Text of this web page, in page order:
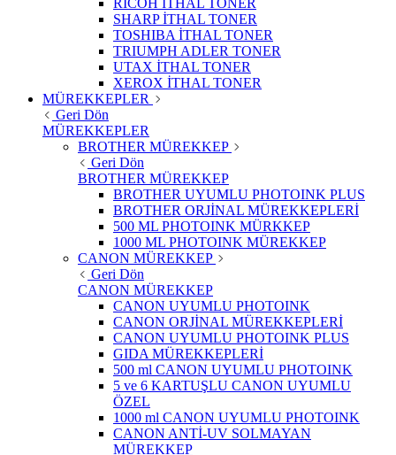
RICOH İTHAL TONER
SHARP İTHAL TONER
TOSHIBA İTHAL TONER
TRIUMPH ADLER TONER
UTAX İTHAL TONER
XEROX İTHAL TONER
MÜREKKEPLER
Geri Dön
MÜREKKEPLER
BROTHER MÜREKKEP
Geri Dön
BROTHER MÜREKKEP
BROTHER UYUMLU PHOTOINK PLUS
BROTHER ORJİNAL MÜREKKEPLERİ
500 ML PHOTOINK MÜRKKEP
1000 ML PHOTOINK MÜREKKEP
CANON MÜREKKEP
Geri Dön
CANON MÜREKKEP
CANON UYUMLU PHOTOINK
CANON ORJİNAL MÜREKKEPLERİ
CANON UYUMLU PHOTOINK PLUS
GIDA MÜREKKEPLERİ
500 ml CANON UYUMLU PHOTOINK
5 ve 6 KARTUŞLU CANON UYUMLU
ÖZEL
1000 ml CANON UYUMLU PHOTOINK
CANON ANTİ-UV SOLMAYAN
MÜREKKEP